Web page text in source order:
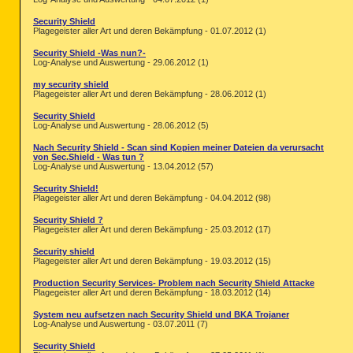
< %USERPROFILE%\Application
<
<           >
========== Alternate Data Streams
@Alternate Data Stream - 85 bytes ->
@Alternate Data Stream - 126 bytes ->
@Alternate Data Stream - 124 bytes ->
Security Shield
Plagegeister aller Art und deren Bekämpfung - 01.07.2012 (1)
Security Shield -Was nun?-
Log-Analyse und Auswertung - 29.06.2012 (1)
my security shield
Plagegeister aller Art und deren Bekämpfung - 28.06.2012 (1)
Security Shield
Log-Analyse und Auswertung - 28.06.2012 (5)
Nach Security Shield - Scan sind Kopien meiner Dateien da verursacht
von Sec.Shield - Was tun ?
Log-Analyse und Auswertung - 13.04.2012 (57)
Security Shield!
Plagegeister aller Art und deren Bekämpfung - 04.04.2012 (98)
Security Shield ?
Plagegeister aller Art und deren Bekämpfung - 25.03.2012 (17)
Security shield
Plagegeister aller Art und deren Bekämpfung - 19.03.2012 (15)
Production Security Services- Problem nach Security Shield Attacke
Plagegeister aller Art und deren Bekämpfung - 18.03.2012 (14)
System neu aufsetzen nach Security Shield und BKA Trojaner
Log-Analyse und Auswertung - 03.07.2011 (7)
Security Shield